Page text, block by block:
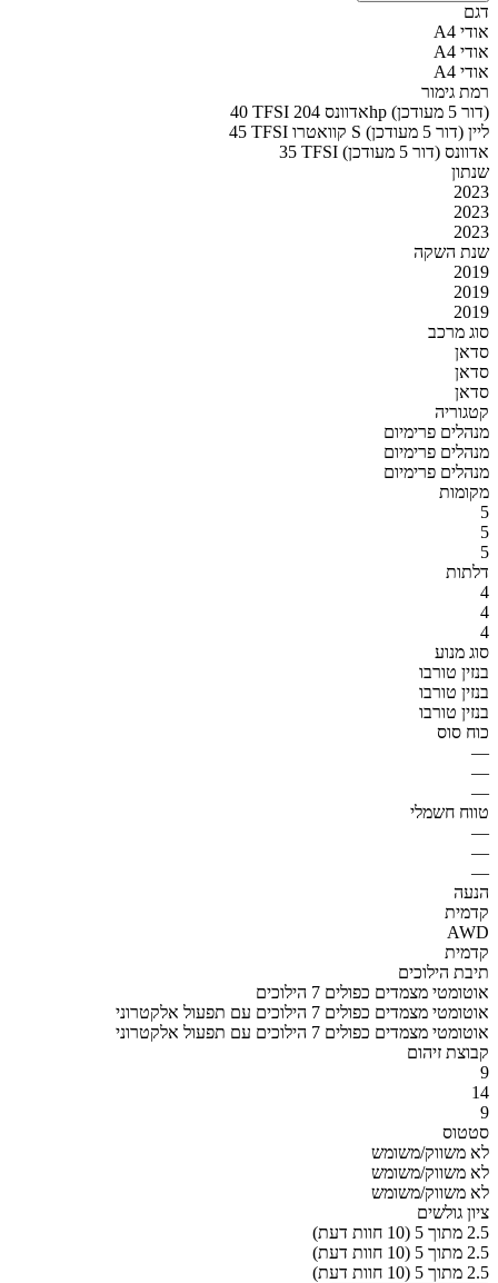
דגם
אודי A4
אודי A4
אודי A4
רמת גימור
40 TFSI אדוונס 204hp (דור 5 מעודכן)
45 TFSI קוואטרו S ליין (דור 5 מעודכן)
35 TFSI אדוונס (דור 5 מעודכן)
שנתון
2023
2023
2023
שנת השקה
2019
2019
2019
סוג מרכב
סדאן
סדאן
סדאן
קטגוריה
מנהלים פרימיום
מנהלים פרימיום
מנהלים פרימיום
מקומות
5
5
5
דלתות
4
4
4
סוג מנוע
בנזין טורבו
בנזין טורבו
בנזין טורבו
כוח סוס
—
—
—
טווח חשמלי
—
—
—
הנעה
קדמית
AWD
קדמית
תיבת הילוכים
אוטומטי מצמדים כפולים 7 הילוכים
אוטומטי מצמדים כפולים 7 הילוכים עם תפעול אלקטרוני
אוטומטי מצמדים כפולים 7 הילוכים עם תפעול אלקטרוני
קבוצת זיהום
9
14
9
סטטוס
לא משווק/משומש
לא משווק/משומש
לא משווק/משומש
ציון גולשים
2.5 מתוך 5 (10 חוות דעת)
2.5 מתוך 5 (10 חוות דעת)
2.5 מתוך 5 (10 חוות דעת)